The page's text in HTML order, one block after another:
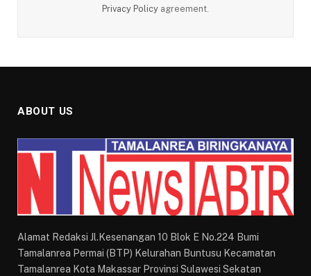
Privacy Policy agreement.
ABOUT US
Alamat Redaksi Jl.Kesenangan 10 Blok E No.224 Bumi
Tamalanrea Permai (BTP) Kelurahan Buntusu Kecamatan
Tamalanrea Kota Makassar Provinsi Sulawesi Sekatan